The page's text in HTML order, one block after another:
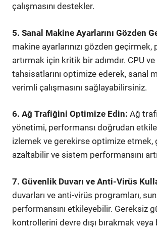
çalışmasını destekler.
5. Sanal Makine Ayarlarını Gözden
makine ayarlarınızı gözden geçirmek,
artırmak için kritik bir adımdır. CPU
tahsisatlarını optimize ederek, sanal
verimli çalışmasını sağlayabilirsiniz.
6. Ağ Trafiğini Optimize Edin: Ağ
yönetimi, performansı doğrudan
izlemek ve gerekirse optimize etmek,
azaltabilir ve sistem performansını
7. Güvenlik Duvarı ve Anti-Virüs
duvarları ve anti-virüs programları,
performansını etkileyebilir. Gereksiz
kontrollerini devre dışı bırakmak veya